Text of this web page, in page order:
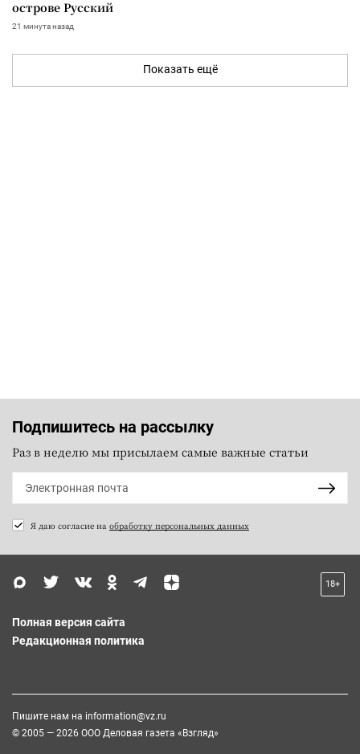
острове Русский
21 минута назад
Показать ещё
Подпишитесь на рассылку
Раз в неделю мы присылаем самые важные статьи
Я даю согласие на обработку персональных данных
18+
Полная версия сайта
Редакционная политика
Пишите нам на information@vz.ru
© 2005 — 2026 ООО Деловая газета «Взгляд»